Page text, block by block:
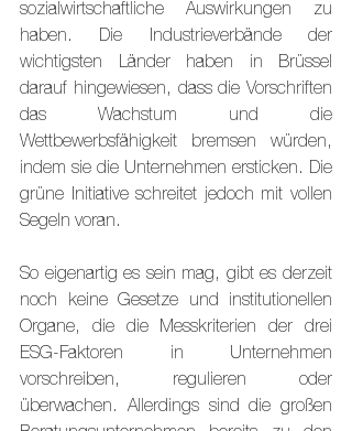
sozialwirtschaftliche Auswirkungen zu
haben. Die Industrieverbände der
wichtigsten Länder haben in Brüssel
darauf hingewiesen, dass die Vorschriften
das Wachstum und die
Wettbewerbsfähigkeit bremsen würden,
indem sie die Unternehmen ersticken. Die
grüne Initiative schreitet jedoch mit vollen
Segeln voran.
So eigenartig es sein mag, gibt es derzeit
noch keine Gesetze und institutionellen
Organe, die die Messkriterien der drei
ESG-Faktoren in Unternehmen
vorschreiben, regulieren oder
überwachen. Allerdings sind die großen